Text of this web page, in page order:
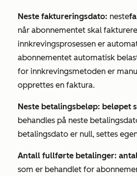
Neste faktureringsdato: neste
når abonnementet skal
innkrevingsprosessen er
abonnementet automatisk
for innkrevingsmetoden er
opprettes en faktura.
Neste betalingsbeløp: beløpet
behandles på neste
betalingsdato er null, settes
Antall fullførte betalinger:
som er behandlet for